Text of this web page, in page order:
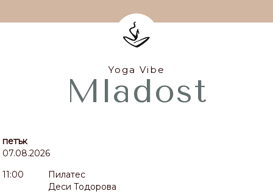
Yoga Vibe
Mladost
петък
07.08.2026
11:00
Пилатес
Деси Тодорова